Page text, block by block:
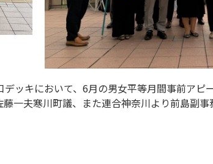
ッキにおいて、6月の男女平等月間事前アピ
一夫寒川町議、また連合神奈川より前島副